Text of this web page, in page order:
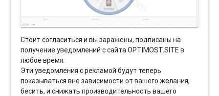
Стоит согласиться и вы заражены, подписаны на
получение уведомлений с сайта OPTIMOST.SITE в
любое время.
Эти уведомления с рекламой будут теперь
показываться вне зависимости от вашего желания,
бесить, и снижать производительность вашего